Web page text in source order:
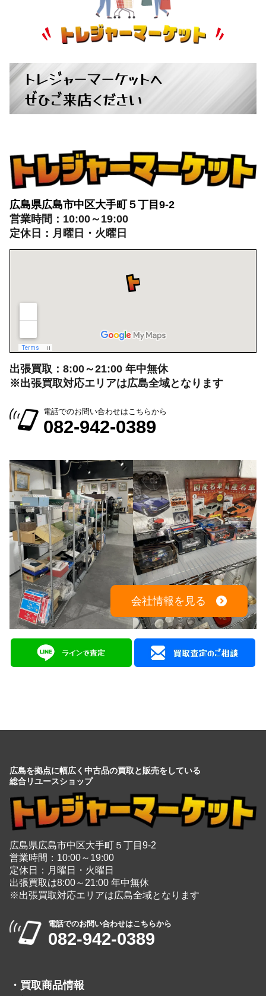
トレジャーマーケットへ
ぜひご来店ください
広島県広島市中区大手町５丁目9-2
営業時間：10:00～19:00
定休日：月曜日・火曜日
出張買取：8:00～21:00 年中無休
※出張買取対応エリアは広島全域となります
電話でのお問い合わせはこちらから
082-942-0389
会社情報を見る
広島を拠点に幅広く中古品の買取と販売をしている
総合リユースショップ
広島県広島市中区大手町５丁目9-2
営業時間：10:00～19:00
定休日：月曜日・火曜日
出張買取は8:00～21:00 年中無休
※出張買取対応エリアは広島全域となります
電話でのお問い合わせはこちらから
082-942-0389
・ 買取商品情報